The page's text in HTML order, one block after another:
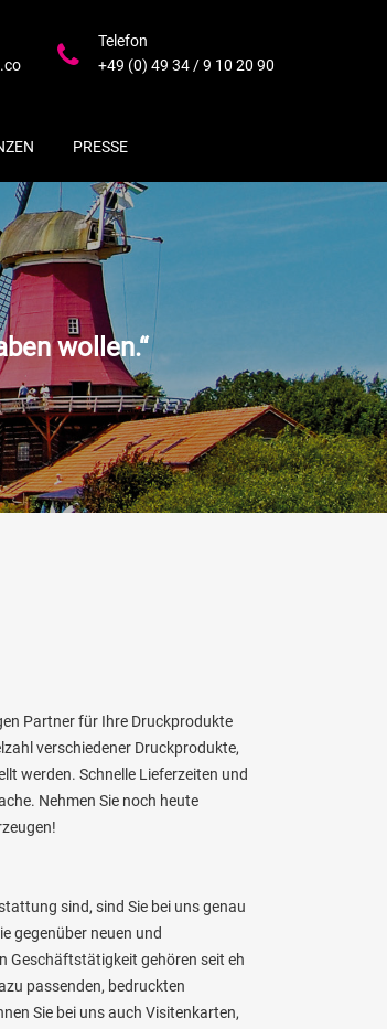
Telefon
+49 (0) 49 34 / 9 10 20 90
PRESSE
wollen.“
Partner für Ihre Druckprodukte
verschiedener Druckprodukte,
werden. Schnelle Lieferzeiten und
Nehmen Sie noch heute
sind, sind Sie bei uns genau
gegenüber neuen und
Geschäftstätigkeit gehören seit eh
passenden, bedruckten
Sie bei uns auch Visitenkarten,